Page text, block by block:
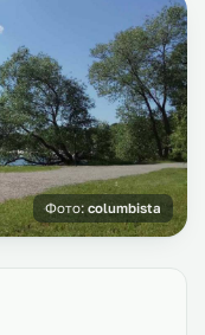
Фото: columbista